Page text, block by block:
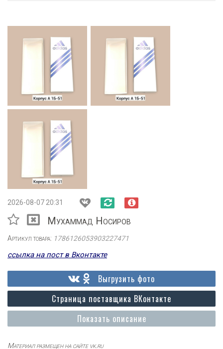
2026-08-07 20:31
Мухаммад Носиров
Артикул товара: 1786126053903227471
ссылка на пост в Вконтакте
Показать описание
Страница поставщика ВКонтакте
Выгрузить фото
Материал размещен на сайте vk.ru